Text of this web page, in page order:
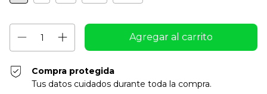
Compra protegida
Tus datos cuidados durante toda la compra.